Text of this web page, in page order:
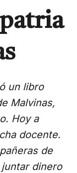
un libro
Malvinas,
Hoy a
docente.
de
dinero